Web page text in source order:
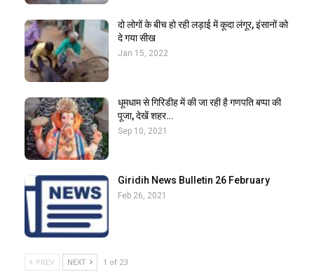
दो लोगों के बीच हो रही लड़ाई में कूदा लंगूर, इंसानों को
दे गया सीख
Jan 15, 2022
धूमधाम से गिरिडीह में की जा रही है गणपति बप्पा की
पूजा, देखें शहर…
Sep 10, 2021
Giridih News Bulletin 26 February
Feb 26, 2021
PREV NEXT 1 of 23